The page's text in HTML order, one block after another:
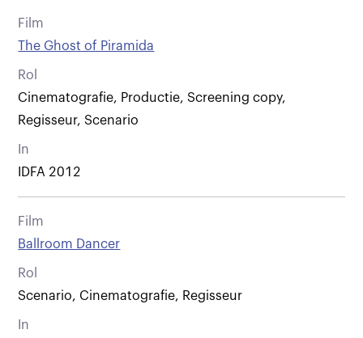
Film
The Ghost of Piramida
Rol
Cinematografie, Productie, Screening copy,
Regisseur, Scenario
In
IDFA 2012
Film
Ballroom Dancer
Rol
Scenario, Cinematografie, Regisseur
In